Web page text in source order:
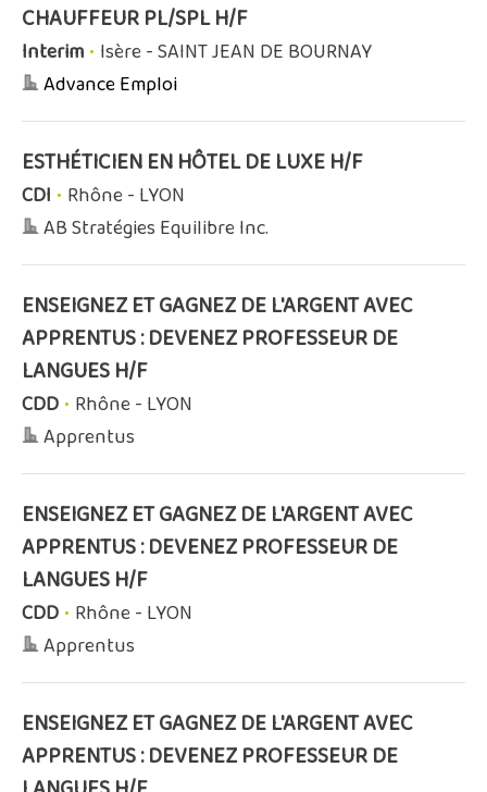
CHAUFFEUR PL/SPL H/F
Interim • Isère - SAINT JEAN DE BOURNAY
Advance Emploi
ESTHÉTICIEN EN HÔTEL DE LUXE H/F
CDI • Rhône - LYON
AB Stratégies Equilibre Inc.
ENSEIGNEZ ET GAGNEZ DE L'ARGENT AVEC
APPRENTUS : DEVENEZ PROFESSEUR DE
LANGUES H/F
CDD • Rhône - LYON
Apprentus
ENSEIGNEZ ET GAGNEZ DE L'ARGENT AVEC
APPRENTUS : DEVENEZ PROFESSEUR DE
LANGUES H/F
CDD • Rhône - LYON
Apprentus
ENSEIGNEZ ET GAGNEZ DE L'ARGENT AVEC
APPRENTUS : DEVENEZ PROFESSEUR DE